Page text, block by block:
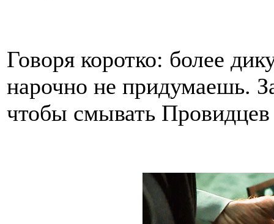
Говоря коротко: более
нарочно не придумаешь.
чтобы смывать